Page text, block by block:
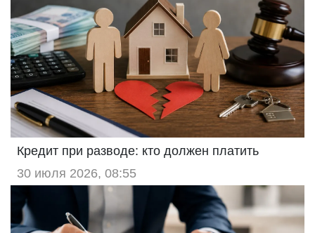
Кредит при разводе: кто должен платить
30 июля 2026, 08:55